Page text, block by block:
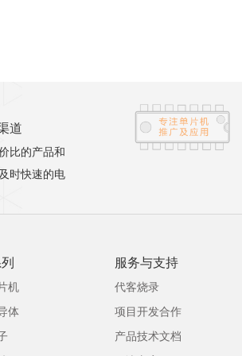
道
比的产品和
时快速的电
机
体
服务与支持
代客烧录
项目开发合作
产品技术文档